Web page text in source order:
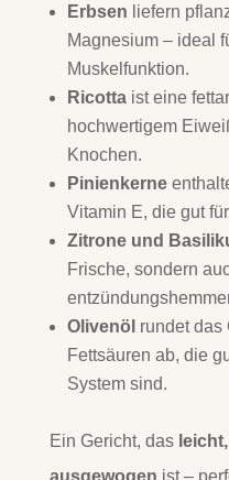
Erbsen liefern
Magnesium – ideal
Muskelfunktion.
Ricottaist eine
hochwertigem
Knochen.
Pinienkerne
Vitamin E, die gut
Zitrone und
Frische, sondern
Olivenöl rundet das
Fettsäuren ab, die
System sind.
Ein Gericht, das
ausgewogen ist –